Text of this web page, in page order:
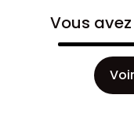
Vous